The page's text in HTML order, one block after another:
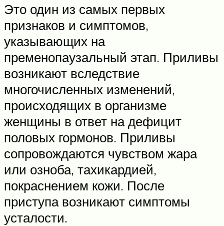
Это один из самых первых
признаков и симптомов,
указывающих на
пременопаузальный этап. Приливы
возникают вследствие
многочисленных изменений,
происходящих в организме
женщины в ответ на дефицит
половых гормонов. Приливы
сопровождаются чувством жара
или озноба, тахикардией,
покраснением кожи. После
приступа возникают симптомы
усталости.